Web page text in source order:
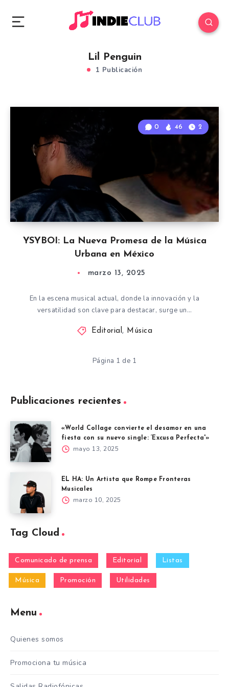
Lil Penguin
1 Publicación
YSYBOI: La Nueva Promesa de la Música
Urbana en México
0 46 2
marzo 13, 2025
En la escena musical actual, donde la innovación y la
versatilidad son clave para destacar, surge un…
Editorial, Música
Página 1 de 1
Publicaciones recientes
«World Collage convierte el desamor en una
fiesta con su nuevo single: ‘Excusa Perfecta'»
mayo 13, 2025
EL HA: Un Artista que Rompe Fronteras
Musicales
marzo 10, 2025
Tag Cloud
Comunicado de prensa Editorial Listas
Música Promoción Utilidades
Menu
Quienes somos
Promociona tu música